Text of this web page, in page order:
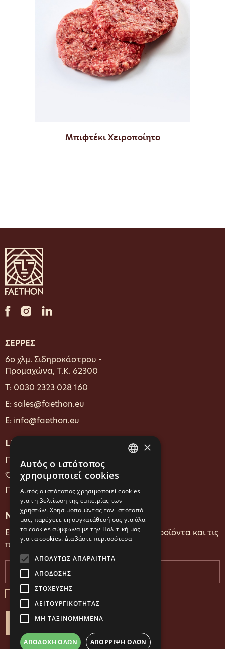
Μπιφτέκι Χειροποίητο
ΣΕΡΡΕΣ
6ο χλμ. Σιδηροκάστρου -
Προμαχώνα, Τ.Κ. 62300
T: 0030 2323 028 160
E: sales@faethon.eu
E: info@faethon.eu
LINKS
Πολιτική Δεδομένων
Όροι Χρήσης
Πολιτική Μικροδεδομένων (Cookies)
NEWSLETTER
Ενημερωθείτε πρώτοι για τα νέα μας προϊόντα και τις
προσφορές μας.
Συμφωνώ με τους
ΕΓΓΡΑΦΗ
×
Αυτός ο ιστότοπος
χρησιμοποιεί cookies
Αυτός ο ιστότοπος χρησιμοποιεί cookies
για τη βελτίωση της εμπειρίας των
χρηστών. Χρησιμοποιώντας τον ιστότοπό
μας, παρέχετε τη συγκατάθεσή σας για όλα
τα cookies σύμφωνα με την Πολιτική μας
για τα cookies. Διαβάστε περισσότερα
ΑΠΟΛΎΤΩΣ ΑΠΑΡΑΊΤΗΤΑ
ΑΠΌΔΟΣΗΣ
ΣΤΌΧΕΥΣΗΣ
ΛΕΙΤΟΥΡΓΙΚΌΤΗΤΑΣ
ΜΗ ΤΑΞΙΝΟΜΗΜΈΝΑ
ΑΠΟΔΟΧΉ ΌΛΩΝ ΑΠΌΡΡΙΨΗ ΌΛΩΝ